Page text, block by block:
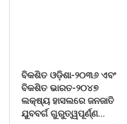
ବିକଶିତ ଓଡ଼ିଶା-୨୦୩୬ ଏବଂ
ବିକଶିତ ଭାରତ-୨୦୪୭
ଲକ୍ଷ୍ୟ ହାସଲରେ ଜନଜାତି
ଯୁବବର୍ଗ ଗୁରୁତ୍ୱପୂର୍ଣ୍ଣ…